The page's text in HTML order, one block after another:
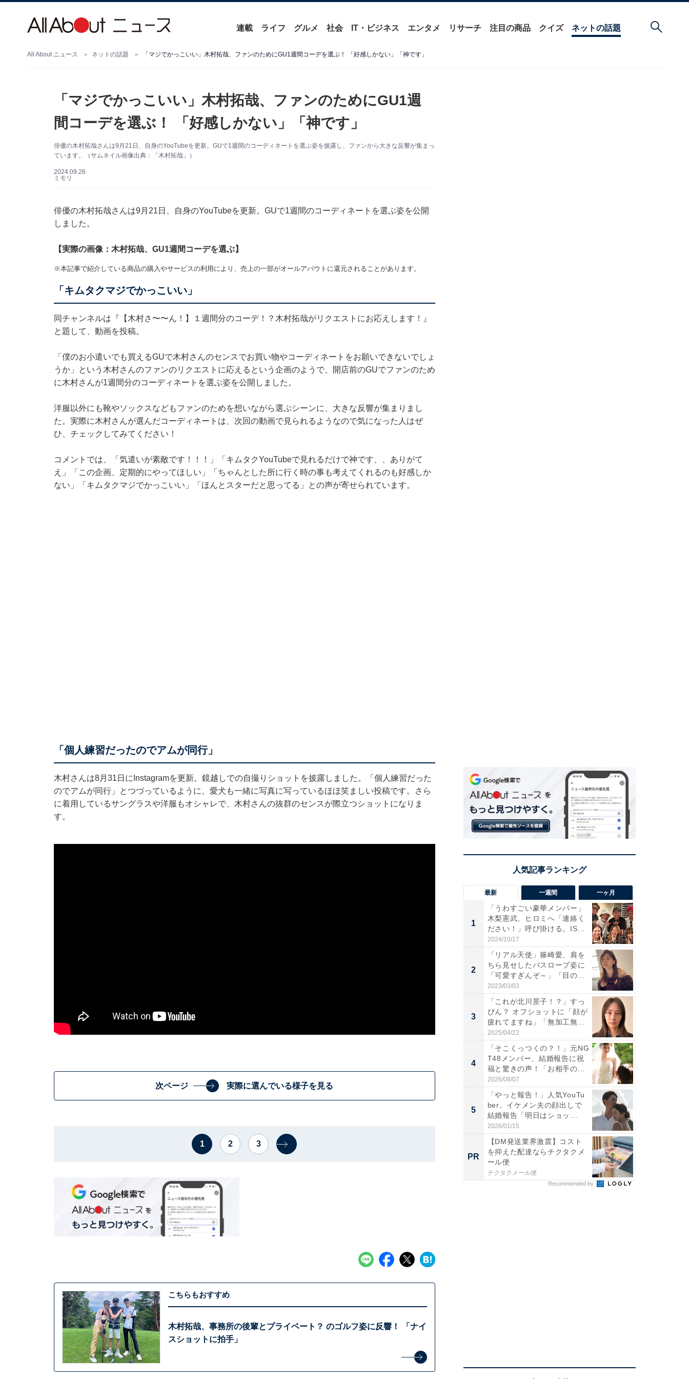
連載 ライフ グルメ 社会 IT・ビジネス エンタメ リサーチ 注目の商品 クイズ ネットの話題
All About ニュース ネットの話題 「マジでかっこいい」木村拓哉、ファンのためにGU1週間コーデを選ぶ！ 「好感しかない」「神です」
「マジでかっこいい」木村拓哉、ファンのためにGU1週
間コーデを選ぶ！ 「好感しかない」「神です」
俳優の木村拓哉さんは9月21日、自身のYouTubeを更新。GUで1週間のコーディネートを選ぶ姿を披露し、ファンから大きな反響が集まっ
ています。（サムネイル画像出典：「木村拓哉」）
2024.09.26
ミモリ
俳優の木村拓哉さんは9月21日、自身のYouTubeを更新。GUで1週間のコーディネートを選ぶ姿を公開
しました。
【実際の画像：木村拓哉、GU1週間コーデを選ぶ】
※本記事で紹介している商品の購入やサービスの利用により、売上の一部がオールアバウトに還元されることがあります。
「キムタクマジでかっこいい」
同チャンネルは『【木村さ〜〜ん！】１週間分のコーデ！？木村拓哉がリクエストにお応えします！』
と題して、動画を投稿。
「僕のお小遣いでも買えるGUで木村さんのセンスでお買い物やコーディネートをお願いできないでしょ
うか」という木村さんのファンのリクエストに応えるという企画のようで、開店前のGUでファンのため
に木村さんが1週間分のコーディネートを選ぶ姿を公開しました。
洋服以外にも靴やソックスなどもファンのためを想いながら選ぶシーンに、大きな反響が集まりまし
た。実際に木村さんが選んだコーディネートは、次回の動画で見られるようなので気になった人はぜ
ひ、チェックしてみてください！
コメントでは、「気遣いが素敵です！！！」「キムタクYouTubeで見れるだけで神です、、ありがて
え」「この企画、定期的にやってほしい」「ちゃんとした所に行く時の事も考えてくれるのも好感しか
ない」「キムタクマジでかっこいい」「ほんとスターだと思ってる」との声が寄せられています。
「個人練習だったのでアムが同行」
木村さんは8月31日にInstagramを更新。鏡越しでの自撮りショットを披露しました。「個人練習だった
のでアムが同行」とつづっているように、愛犬も一緒に写真に写っているほほ笑ましい投稿です。さら
に着用しているサングラスや洋服もオシャレで、木村さんの抜群のセンスが際立つショットになりま
す。
次ページ 実際に選んでいる様子を見る
1 2 3
こちらもおすすめ
木村拓哉、事務所の後輩とプライベート？ のゴルフ姿に反響！ 「ナイ
スショットに拍手」
最新 一週間 一ヶ月
1
「うわすごい豪華メンバー」
木梨憲武、ヒロミへ「連絡く
ださい！」呼び掛ける。IS
S...
2024/10/17
2
「リアル天使」篠崎愛、肩を
ちら見せしたバスローブ姿に
「可愛すぎんぞ～」「目の表
情...
2023/03/03
3
「これが北川景子！？」すっ
ぴん？ オフショットに「顔が
疲れてますね」「無加工無
表...
2025/04/22
4
「そこくっつくの？！」元NG
T48メンバー、結婚報告に祝
福と驚きの声！「お相手の...
2026/08/07
5
「やっと報告！」人気YouTu
ber、イケメン夫の顔出しで
結婚報告「明日はショッ...
2026/01/15
PR
【DM発送業界激震】コスト
を抑えた配達ならチクタクメ
ール便
チクタクメール便
Recommended by